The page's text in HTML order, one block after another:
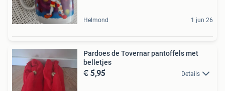
Helmond 1 jun 26
Pardoes de Tovernar pantoffels met
belletjes
€ 5,95 Details